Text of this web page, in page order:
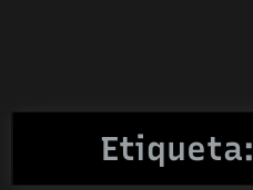
Etiqueta: